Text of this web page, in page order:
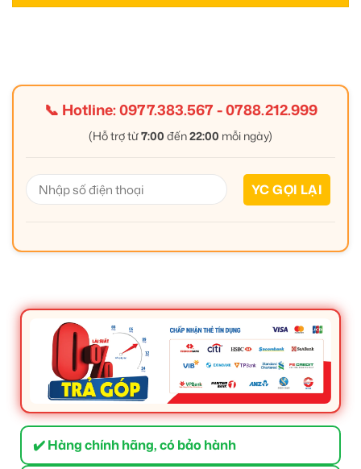
📞 Hotline:0977.383.567-0788.212.999
(Hỗ trợ từ7:00 đến22:00 mỗi ngày)
✔️ Hàng chính hãng, có bảo hành